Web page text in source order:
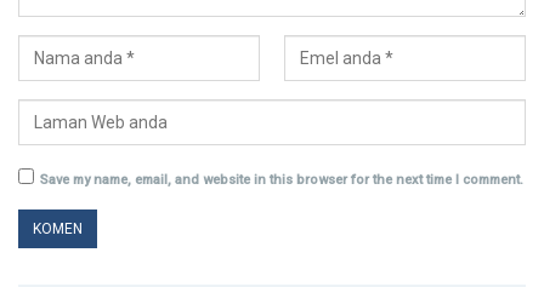
Save my name, email, and website in this browser for the next time I comment.